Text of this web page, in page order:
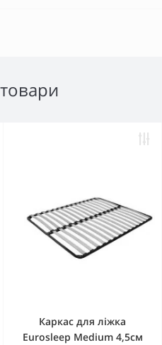
Каркас для ліжка
Eurosleep Medium 4,5cм